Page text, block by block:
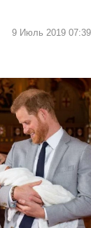
9 Июль 2019 07:39